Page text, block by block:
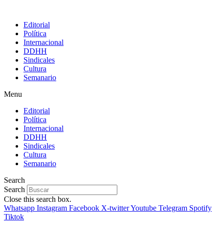
Editorial
Política
Internacional
DDHH
Sindicales
Cultura
Semanario
Menu
Editorial
Política
Internacional
DDHH
Sindicales
Cultura
Semanario
Search
Search
Close this search box.
Whatsapp Instagram Facebook X-twitterYoutube Telegram Spotify
Tiktok